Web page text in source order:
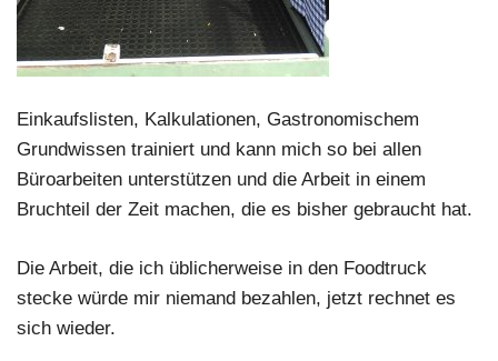
Einkaufslisten, Kalkulationen, Gastronomischem
Grundwissen trainiert und kann mich so bei allen
Büroarbeiten unterstützen und die Arbeit in einem
Bruchteil der Zeit machen, die es bisher gebraucht hat.
Die Arbeit, die ich üblicherweise in den Foodtruck
stecke würde mir niemand bezahlen, jetzt rechnet es
sich wieder.